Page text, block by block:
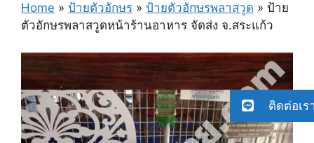
Home » ป้ายตัวอักษร » ป้ายตัวอักษรพลาสวูด » ป้าย
ตัวอักษรพลาสวูดหน้าร้านอาหาร จัดส่ง จ.สระแก้ว
ติดต่อเร